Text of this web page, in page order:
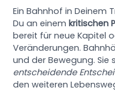
Ein Bahnhof in Deinem
Du an einemkritischen
bereit für neue Kapitel
Veränderungen.
und der Bewegung. Sie
entscheidende
den weiteren